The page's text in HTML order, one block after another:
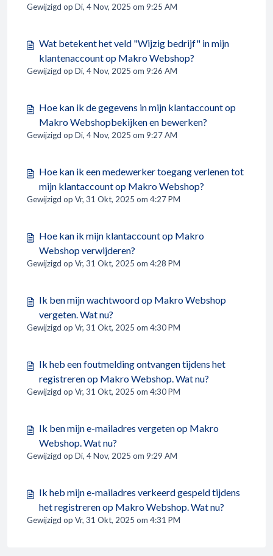
de Makro Webshop?
Gewijzigd op Di, 4 Nov, 2025 om 9:25 AM
Wat betekent het veld "Wijzig bedrijf" in mijn
klantenaccount op Makro Webshop?
Gewijzigd op Di, 4 Nov, 2025 om 9:26 AM
Hoe kan ik de gegevens in mijn klantaccount op
Makro Webshopbekijken en bewerken?
Gewijzigd op Di, 4 Nov, 2025 om 9:27 AM
Hoe kan ik een medewerker toegang verlenen tot
mijn klantaccount op Makro Webshop?
Gewijzigd op Vr, 31 Okt, 2025 om 4:27 PM
Hoe kan ik mijn klantaccount op Makro
Webshop verwijderen?
Gewijzigd op Vr, 31 Okt, 2025 om 4:28 PM
Ik ben mijn wachtwoord op Makro Webshop
vergeten. Wat nu?
Gewijzigd op Vr, 31 Okt, 2025 om 4:30 PM
Ik heb een foutmelding ontvangen tijdens het
registreren op Makro Webshop. Wat nu?
Gewijzigd op Vr, 31 Okt, 2025 om 4:30 PM
Ik ben mijn e-mailadres vergeten op Makro
Webshop. Wat nu?
Gewijzigd op Di, 4 Nov, 2025 om 9:29 AM
Ik heb mijn e-mailadres verkeerd gespeld tijdens
het registreren op Makro Webshop. Wat nu?
Gewijzigd op Vr, 31 Okt, 2025 om 4:31 PM